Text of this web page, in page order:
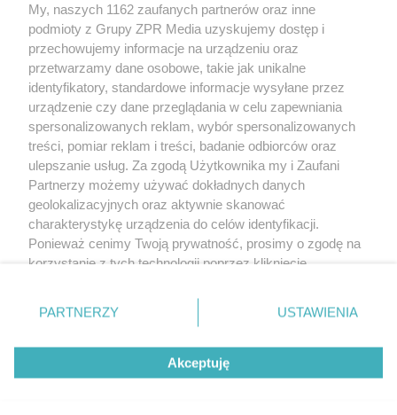
Żaden utwór zamieszczony w serwisie nie może być powielany i
rozpowszechniany lub dalej rozpowszechniany w jakikolwiek sposób (w
tym także elektroniczny lub mechaniczny) na jakimkolwiek polu
eksploatacji w jakiejkolwiek formie, włącznie z umieszczaniem w Internecie
bez pisemnej zgody właściciela praw. Jakiekolwiek użycie lub
wykorzystanie utworów w całości lub w części z naruszeniem prawa, tzn.
bez właściwej zgody, jest zabronione pod groźbą kary i może być ścigane
prawnie.
O nas
My, naszych 1162 zaufanych partnerów oraz inne
podmioty z Grupy ZPR Media uzyskujemy dostęp i
przechowujemy informacje na urządzeniu oraz
przetwarzamy dane osobowe, takie jak unikalne
identyfikatory, standardowe informacje wysyłane przez
urządzenie czy dane przeglądania w celu zapewniania
spersonalizowanych reklam, wybór spersonalizowanych
treści, pomiar reklam i treści, badanie odbiorców oraz
ulepszanie usług. Za zgodą Użytkownika my i Zaufani
Partnerzy możemy używać dokładnych danych
geolokalizacyjnych oraz aktywnie skanować
charakterystykę urządzenia do celów identyfikacji.
Ponieważ cenimy Twoją prywatność, prosimy o zgodę na
korzystanie z tych technologii poprzez kliknięcie
zmienić/wycofać klikając przycisk ustawień prywatności
znajdujący się w lewym dolnym rogu strony
rodzaje przetwarzania danych nie wymagają zgody
użytkownika, ale masz prawo sprzeciwić się takiemu
przetwarzaniu. Preferencje będą miały zastosowanie tylko
PARTNERZY USTAWIENIA
Akceptuję